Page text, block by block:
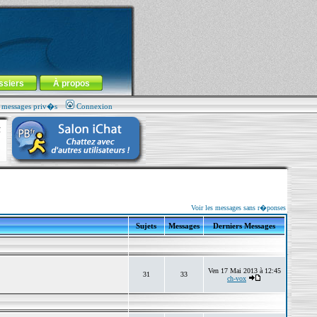
À propos
priv�s Connexion
Voir les messages sans r�ponses
Sujets Messages Derniers Messages
31 33
Ven 17 Mai 2013 à 12:45
ch-vox